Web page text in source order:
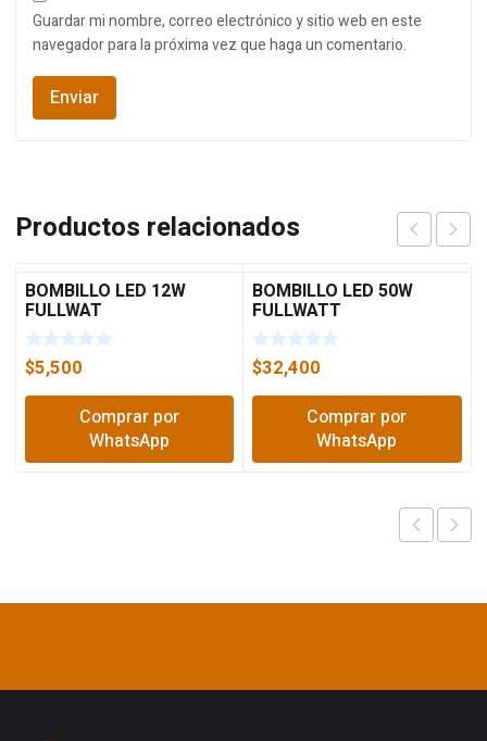
Guardar mi nombre, correo electrónico y sitio web en este
navegador para la próxima vez que haga un comentario.
Productos relacionados
BOMBILLO LED 12W
FULLWAT
$5,500
Comprar por
WhatsApp
BOMBILLO LED 50W
FULLWATT
$32,400
Comprar por
WhatsApp